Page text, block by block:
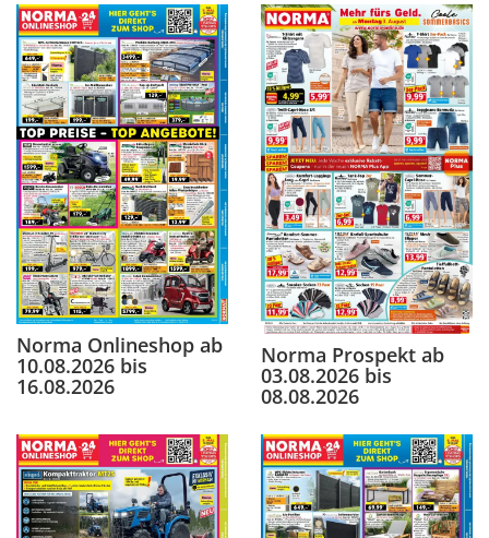
Norma Onlineshop ab
10.08.2026 bis
16.08.2026
Norma Prospekt ab
03.08.2026 bis
08.08.2026